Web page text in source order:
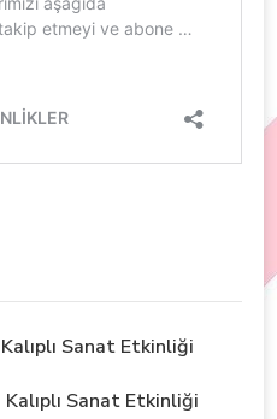
Sanat Etkinliği
Sanat Etkinliği